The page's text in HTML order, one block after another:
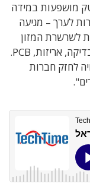
מושפעות במידה
לערך – מגיעה
לשרשרת המזון
של תעשיית הסמיקונדקטור כדוגמת ציוד בדיקה, אריזות, PCB.
לחזק חברות